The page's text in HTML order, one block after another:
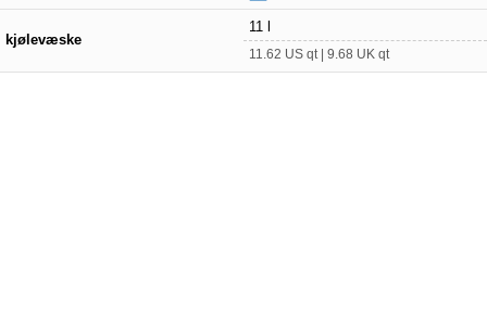
kjølevæske
11 l
11.62 US qt | 9.68 UK qt